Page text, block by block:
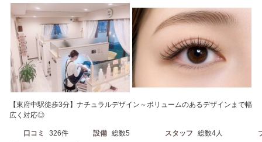
【東府中駅徒歩3分】ナチュラルデザイン～ボリュームのあるデザインまで幅
広く対応◎
口コミ 326件 設備 総数5 スタッフ 総数4人